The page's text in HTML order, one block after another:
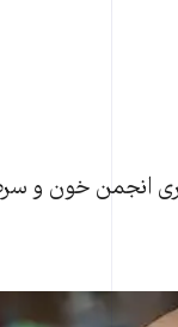
کنگره سراسری